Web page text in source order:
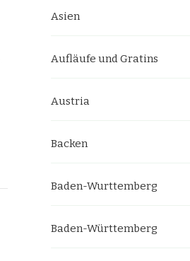
Asien
Aufläufe und Gratins
Austria
Backen
Baden-Wurttemberg
Baden-Württemberg